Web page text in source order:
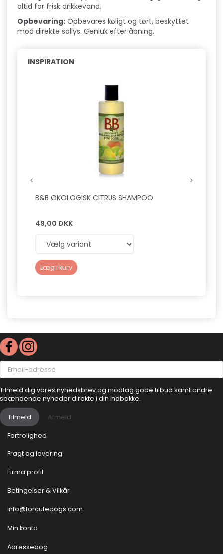
altid for frisk drikkevand.
Opbevaring: Opbevares køligt og tørt, beskyttet
mod direkte sollys. Genluk efter åbning.
INSPIRATION
B&B ØKOLOGISK CITRUS SHAMPOO
49,00 DKK
Læg i kurv
Email-
adresse
Tilmeld dig vores nyhedsbrev og modtag gode tilbud samt andre
spændende nyheder direkte i din indbakke.
Tilmeld Afmeld
Fortrolighed
Fragt og levering
Firma profil
Betingelser & Vilkår
info@forcutedogs.com
Min konto
Adressebog